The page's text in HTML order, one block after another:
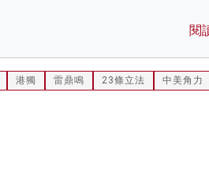
閱
港獨 雷鼎鳴 23條立法 中美角力